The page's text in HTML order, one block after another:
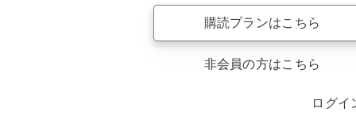
購読プランはこちら
非会員の方はこちら
ログイ